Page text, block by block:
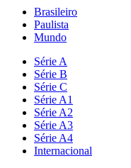
Brasileiro
Paulista
Mundo
Série A
Série B
Série C
Série A1
Série A2
Série A3
Série A4
Internacional